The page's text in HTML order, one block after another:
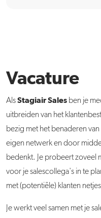
Vacature
AlsStagiair Sales ben je
uitbreiden van het
bezig met het benaderen
eigen netwerk en door
bedenkt. Je probeert zoveel
voor je salescollega's in te
met (potentiële) klanten
Je werkt veel samen met je